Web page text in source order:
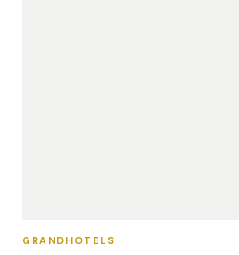
GRANDHOTELS